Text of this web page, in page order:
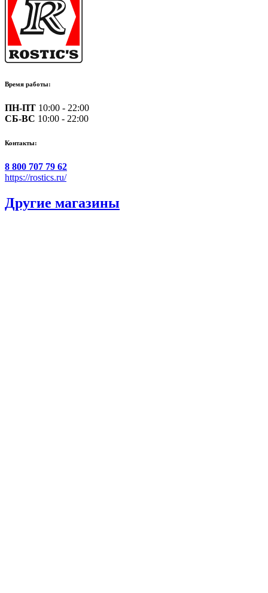
Время работы:
ПН-ПТ 10:00 - 22:00
СБ-ВС 10:00 - 22:00
Контакты:
8 800 707 79 62
https://rostics.ru/
Другие магазины